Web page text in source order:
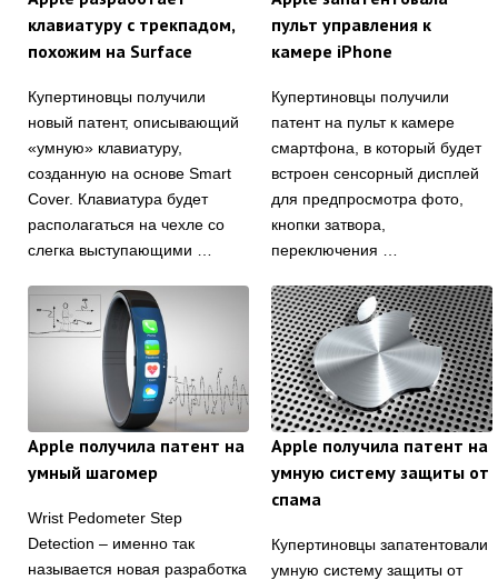
клавиатуру с трекпадом,
похожим на Surface
Купертиновцы получили
новый патент, описывающий
«умную» клавиатуру,
созданную на основе Smart
Cover. Клавиатура будет
располагаться на чехле со
слегка выступающими …
пульт управления к
камере iPhone
Купертиновцы получили
патент на пульт к камере
смартфона, в который будет
встроен сенсорный дисплей
для предпросмотра фото,
кнопки затвора,
переключения …
Apple получила патент на
умный шагомер
Wrist Pedometer Step
Detection – именно так
называется новая разработка
Apple получила патент на
умную систему защиты от
спама
Купертиновцы запатентовали
умную систему защиты от